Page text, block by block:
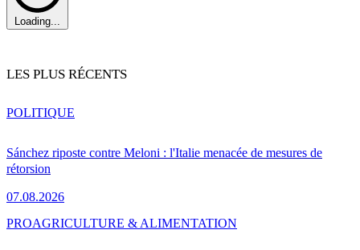
Loading...
LES PLUS RÉCENTS
Sánchez riposte contre Meloni : l'Italie menacée de mesures de
rétorsion
07.08.2026
POLITIQUE
PROAGRICULTURE & ALIMENTATION